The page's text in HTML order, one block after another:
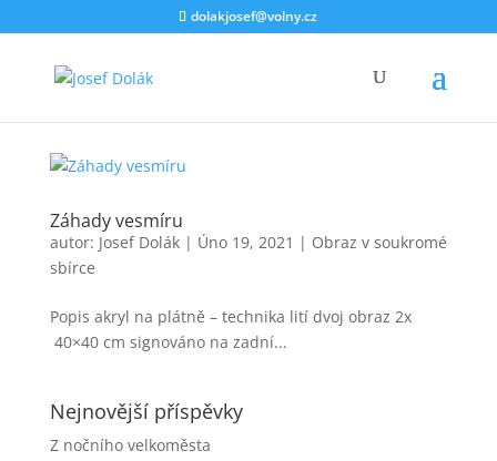
dolakjosef@volny.cz
Záhady vesmíru
autor: Josef Dolák| Úno 19, 2021 | Obraz v soukromé
sbírce
Popis akryl na plátně – technika lití dvoj obraz 2x
40×40 cm signováno na zadní...
Nejnovější příspěvky
Z nočního velkoměsta